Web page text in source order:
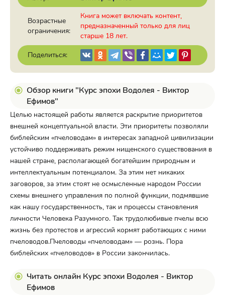
Возрастные
ограничения:
Книга может включать контент,
предназначенный только для лиц
старше 18 лет.
Поделиться:
Обзор книги "Курс эпохи Водолея - Виктор
Ефимов"
Целью настоящей работы является раскрытие приоритетов
внешней концептуальной власти. Эти приоритеты позволяли
библейским «пчеловодам» в интересах западной цивилизации
устойчиво поддерживать режим нищенского существования в
нашей стране, располагающей богатейшим природным и
интеллектуальным потенциалом. За этим нет никаких
заговоров, за этим стоят не осмысленные народом России
схемы внешнего управления по полной функции, подмявшие
как нашу государственность, так и процессы становления
личности Человека Разумного. Так трудолюбивые пчелы всю
жизнь без протестов и агрессий кормят работающих с ними
пчеловодов.Пчеловоды «пчеловодам» — рознь. Пора
библейских «пчеловодов» в России закончилась.
Читать онлайн Курс эпохи Водолея - Виктор
Ефимов